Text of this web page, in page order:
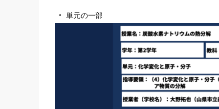
単元の一部